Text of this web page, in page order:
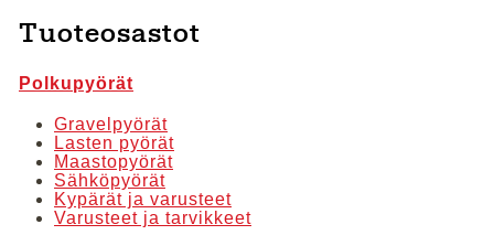
Tuoteosastot
Polkupyörät
Gravelpyörät
Lasten pyörät
Maastopyörät
Sähköpyörät
Kypärät ja varusteet
Varusteet ja tarvikkeet